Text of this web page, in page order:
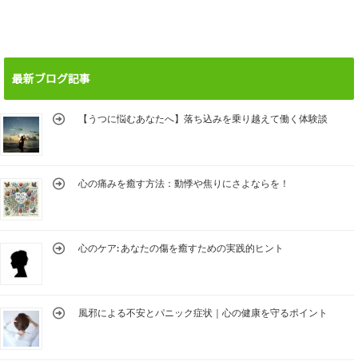
最新ブログ記事
【うつに悩むあなたへ】落ち込みを乗り越えて働く体験談
心の痛みを癒す方法：動悸や焦りにさよならを！
心のケア: あなたの傷を癒すための実践的ヒント
風邪による不安とパニック症状｜心の健康を守るポイント